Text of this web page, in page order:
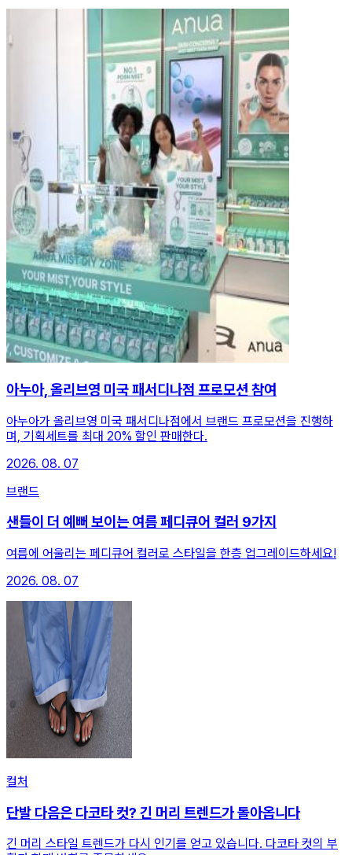
아누아, 올리브영 미국 패서디나점 프로모션 참여
아누아가 올리브영 미국 패서디나점에서 브랜드 프로모션을 진행하
며, 기획세트를 최대 20% 할인 판매한다.
2026. 08. 07
브랜드
샌들이 더 예뻐 보이는 여름 페디큐어 컬러 9가지
여름에 어울리는 페디큐어 컬러로 스타일을 한층 업그레이드하세요!
2026. 08. 07
컬처
단발 다음은 다코타 컷? 긴 머리 트렌드가 돌아옵니다
긴 머리 스타일 트렌드가 다시 인기를 얻고 있습니다. 다코타 컷의 부